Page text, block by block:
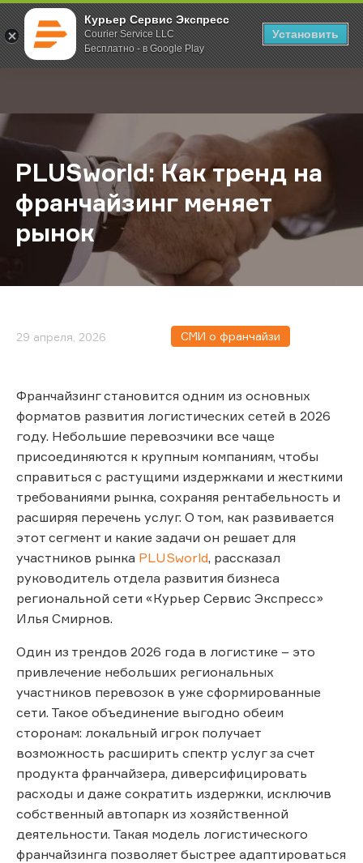
Курьер Сервис Экспресс
Courier Service LLC
Бесплатно - в Google Play
Установить
; Главная О компании Новости PLUSworld: Как тренд на
PLUSworld: Как тренд на
франчайзинг меняет
рынок
29 апреля, 2026 СМИ о франчайзи
Франчайзинг становится одним из основных
форматов развития логистических сетей в 2026
году. Небольшие перевозчики все чаще
присоединяются к крупным компаниям, чтобы
справиться с растущими издержками и жесткими
требованиями рынка, сохраняя рентабельность и
расширяя перечень услуг. О том, как развивается
этот сегмент и какие задачи он решает для
участников рынка PLUSworld, рассказал
руководитель отдела развития бизнеса
региональной сети «Курьер Сервис Экспресс»
Илья Смирнов.
Один из трендов 2026 года в логистике – это
привлечение небольших региональных
участников перевозок в уже сформированные
сети. Такое объединение выгодно обеим
сторонам: локальный игрок получает
возможность расширить спектр услуг за счет
продукта франчайзера, диверсифицировать
расходы и даже сократить издержки, исключив
собственный автопарк из хозяйственной
деятельности. Такая модель логистического
франчайзинга позволяет быстрее адаптироваться